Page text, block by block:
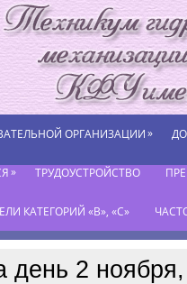
ОРГАНИЗАЦИИ»
» ТРУДОУСТРОЙСТВО
КАТЕГОРИЙ «В», «С»
день 2